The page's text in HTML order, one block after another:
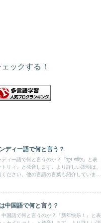
ックする！
ディー語で何と言う？
ィー語で何と言うのか？『शुभ रात्रि』と表
リィ』と発音します。より詳しい説明は、
ください。他の言語の言葉も紹介していま
中国語で何と言う？
中国語で何と言うのか？『新年快乐！』と表